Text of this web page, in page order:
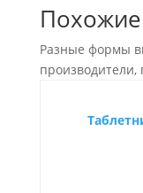
Разные формы
производители,